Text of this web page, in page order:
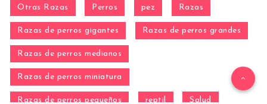
Otras Razas Perros pez Razas
Razas de perros gigantes Razas de perros grandes
Razas de perros medianos
Razas de perros miniatura
Razas de perros pequeños reptil Salud